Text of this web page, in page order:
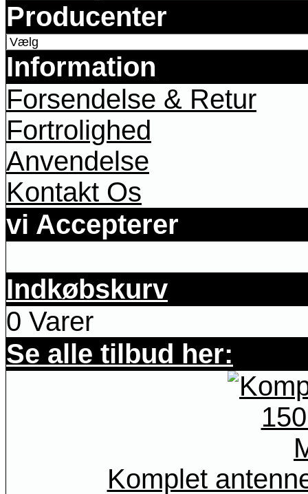
Producenter
Information
Forsendelse & Retur
Fortrolighed
Anvendelse
Kontakt Os
vi Accepterer
Indkøbskurv
0 Varer
Se alle tilbud her:
Komplet